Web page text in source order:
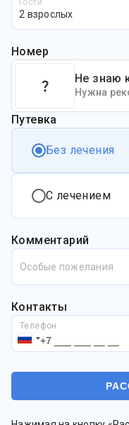
Гости
2 взрослых
Номер
Не знаю
Нужна
Путевка
Без лечения
С лечением
Комментарий
Особые пожелания
Контакты
Телефон